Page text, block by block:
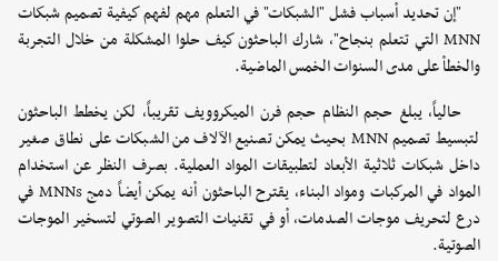
"إن تحديد أسباب فشل "الشبكات" في التعلم مهم لفهم كيفية تصميم شبكات
MNN التي تتعلم بنجاح"، شارك الباحثون كيف حلوا المشكلة من خلال التجربة
والخطأ على مدى السنوات الخمس الماضية.
حالياً، يبلغ حجم النظام حجم فرن الميكروويف تقريباً، لكن يخطط الباحثون
لتبسيط تصميم MNN بحيث يمكن تصنيع الآلاف من الشبكات على نطاق صغير
داخل شبكات ثلاثية الأبعاد لتطبيقات المواد العملية. بصرف النظر عن استخدام
المواد في المركبات ومواد البناء، يقترح الباحثون أنه يمكن أيضاً دمج MNNs في
درع لتحريف موجات الصدمات، أو في تقنيات التصوير الصوتي لتسخير الموجات
الصوتية.